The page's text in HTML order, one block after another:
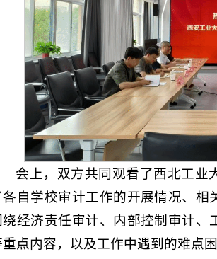
会上，双方共同观看了西北工业
各自学校审计工作的开展情况、相
绕经济责任审计、内部控制审计、
重点内容，以及工作中遇到的难点